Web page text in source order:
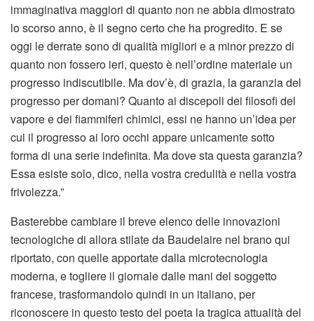
immaginativa maggiori di quanto non ne abbia dimostrato
lo scorso anno, è il segno certo che ha progredito. E se
oggi le derrate sono di qualità migliori e a minor prezzo di
quanto non fossero ieri, questo è nell’ordine materiale un
progresso indiscutibile. Ma dov’è, di grazia, la garanzia del
progresso per domani? Quanto ai discepoli dei filosofi del
vapore e dei fiammiferi chimici, essi ne hanno un’idea per
cui il progresso ai loro occhi appare unicamente sotto
forma di una serie indefinita. Ma dove sta questa garanzia?
Essa esiste solo, dico, nella vostra credulità e nella vostra
frivolezza.”
Basterebbe cambiare il breve elenco delle innovazioni
tecnologiche di allora stilate da Baudelaire nel brano qui
riportato, con quelle apportate dalla microtecnologia
moderna, e togliere il giornale dalle mani del soggetto
francese, trasformandolo quindi in un italiano, per
riconoscere in questo testo del poeta la tragica attualità del